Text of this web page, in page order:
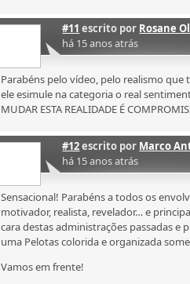
#11 escrito por Rosane
há 15 anos atrás
Parabéns pelo vídeo, pelo realismo que
ele esimule na categoria o real
MUDAR ESTA REALIDADE É
#12escrito por Marco
há 15 anos atrás
Sensacional! Parabéns a todos os
motivador, realista, revelador… e
cara destas administrações passadas e
uma Pelotas colorida e organizada
Vamos em frente!